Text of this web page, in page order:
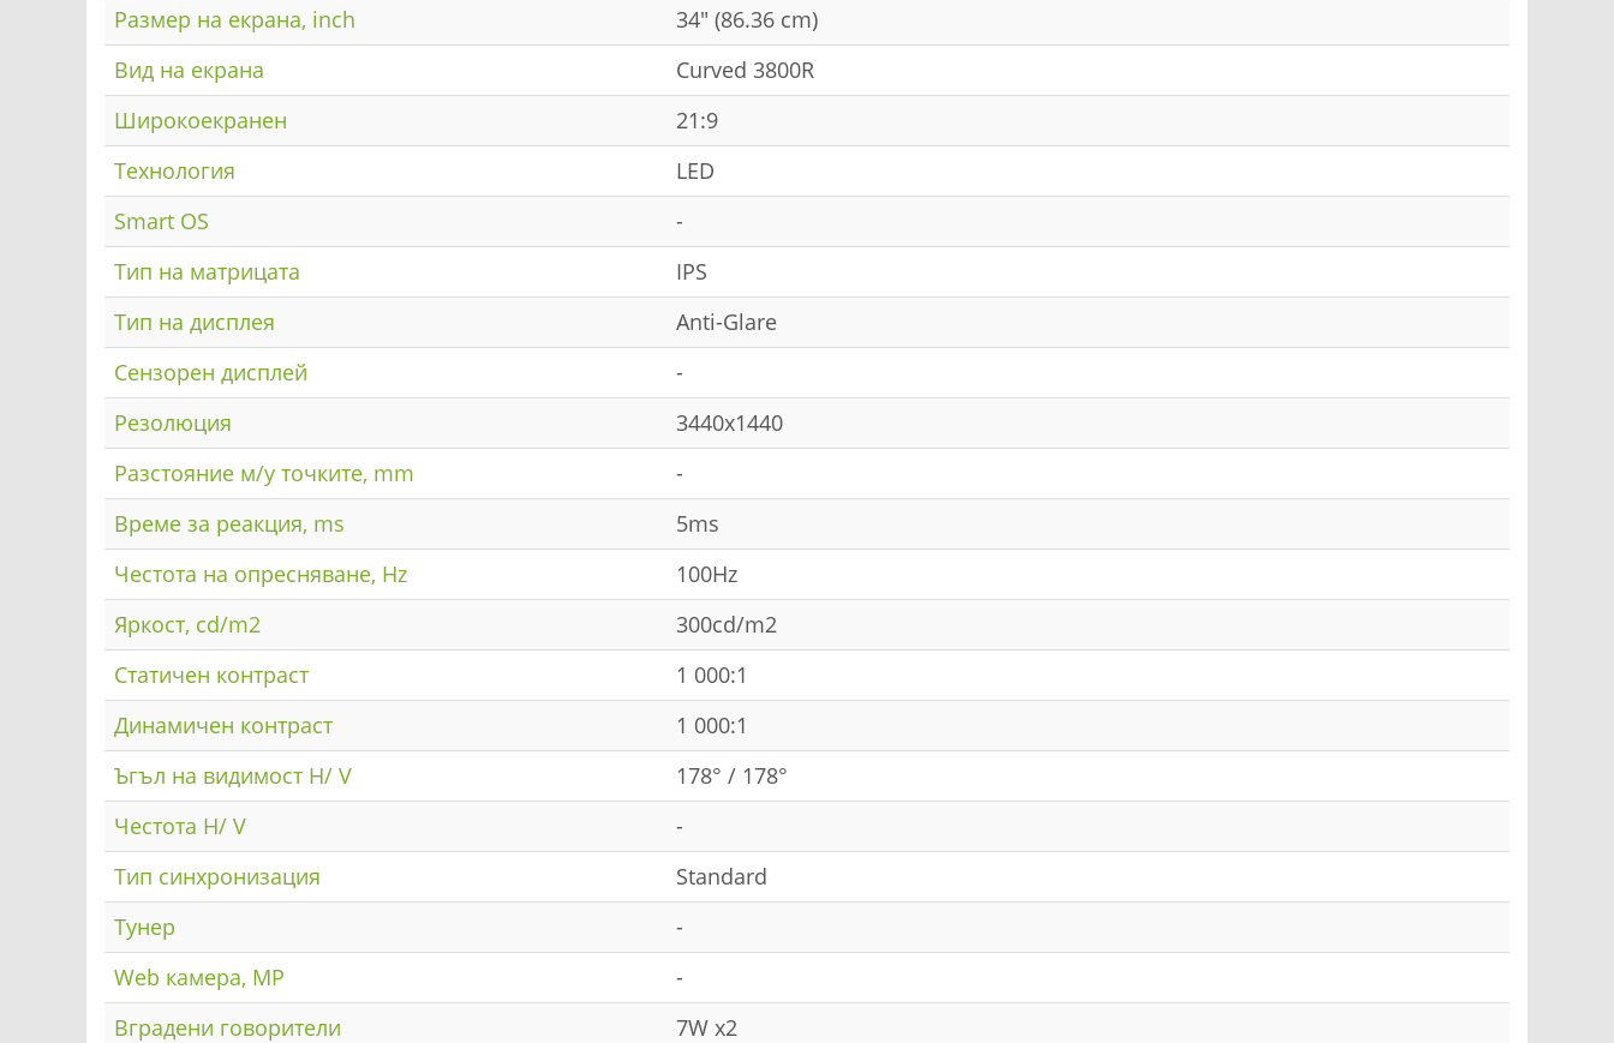
Размер на екрана, inch
34" (86.36 cm)
Вид на екрана
Curved 3800R
Широкоекранен
21:9
Технология
LED
Smart OS
-
Тип на матрицата
IPS
Тип на дисплея
Anti-Glare
Сензорен дисплей
-
Резолюция
3440x1440
Разстояние м/у точките, mm
-
Време за реакция, ms
5ms
Честота на опресняване, Hz
100Hz
Яркост, cd/m2
300cd/m2
Статичен контраст
1 000:1
Динамичен контраст
1 000:1
Ъгъл на видимост H/ V
178° / 178°
Честота H/ V
-
Тип синхронизация
Standard
Тунер
-
Web камера, MP
-
Вградени говорители
7W x2